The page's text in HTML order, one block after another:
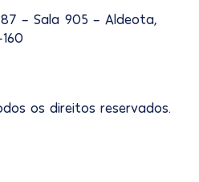
- Sala 905 - Aldeota,
os direitos reservados.